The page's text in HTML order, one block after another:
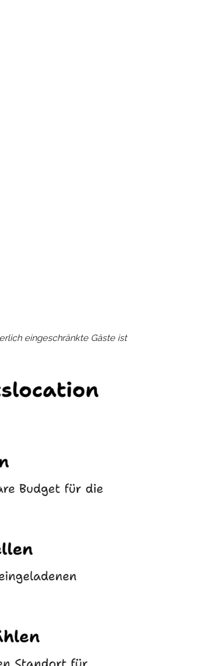
eingeschränkte Gäste ist